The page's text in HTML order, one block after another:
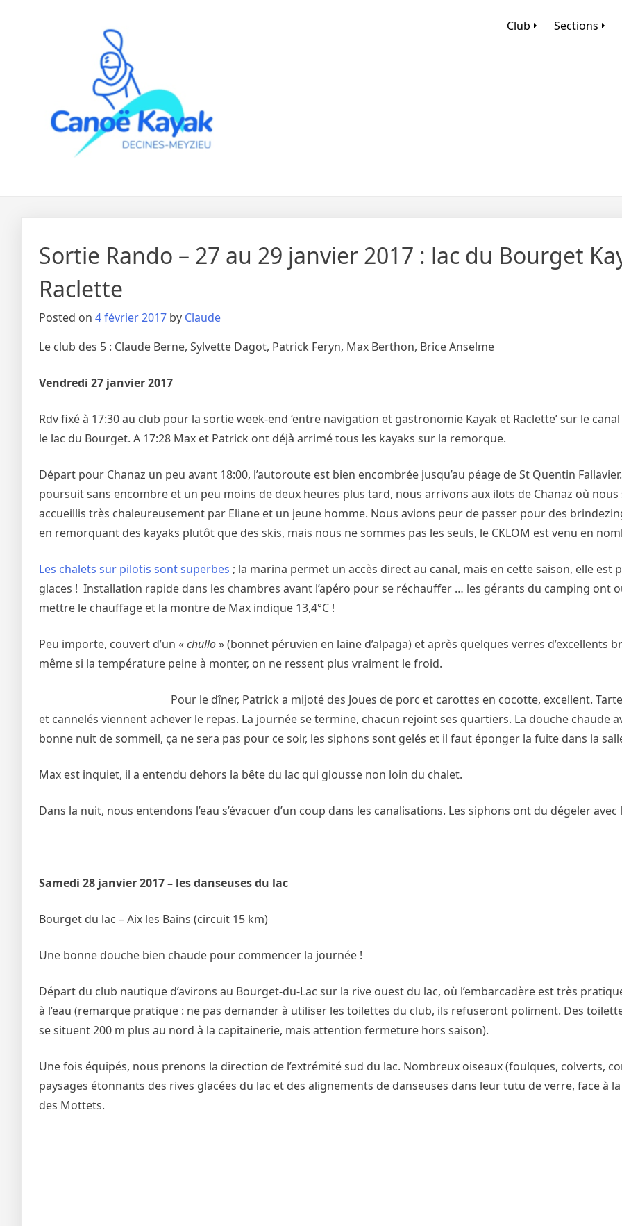
Club Sections
Sortie Rando – 27 au 29 janvier 2017 : lac du Bourget
Raclette
Posted on 4 février 2017 by Claude
Le club des 5 : Claude Berne, Sylvette Dagot, Patrick Feryn, Max Berthon, Brice Anselme
Vendredi 27 janvier 2017
Rdv fixé à 17:30 au club pour la sortie week-end ‘entre navigation et gastronomie Kayak et Raclette’ sur le
le lac du Bourget. A 17:28 Max et Patrick ont déjà arrimé tous les kayaks sur la remorque.
Départ pour Chanaz un peu avant 18:00, l’autoroute est bien encombrée jusqu’au péage de St Quentin
poursuit sans encombre et un peu moins de deux heures plus tard, nous arrivons aux ilots de Chanaz où nous
accueillis très chaleureusement par Eliane et un jeune homme. Nous avions peur de passer pour des
en remorquant des kayaks plutôt que des skis, mais nous ne sommes pas les seuls, le CKLOM est venu en
Les chalets sur pilotis sont superbes ; la marina permet un accès direct au canal, mais en cette saison, elle est
glaces ! Installation rapide dans les chambres avant l’apéro pour se réchauffer … les gérants du camping ont
mettre le chauffage et la montre de Max indique 13,4°C !
Peu importe, couvert d’un «chullo» (bonnet péruvien en laine d’alpaga) et après quelques verres d’excellents
même si la température peine à monter, on ne ressent plus vraiment le froid.
Pour le dîner, Patrick a mijoté des Joues de porc et carottes en cocotte, excellent.
et cannelés viennent achever le repas. La journée se termine, chacun rejoint ses quartiers. La douche chaude
bonne nuit de sommeil, ça ne sera pas pour ce soir, les siphons sont gelés et il faut éponger la fuite dans la
Max est inquiet, il a entendu dehors la bête du lac qui glousse non loin du chalet.
Dans la nuit, nous entendons l’eau s’évacuer d’un coup dans les canalisations. Les siphons ont du dégeler avec
Samedi 28 janvier 2017 – les danseuses du lac
Bourget du lac – Aix les Bains (circuit 15 km)
Une bonne douche bien chaude pour commencer la journée !
Départ du club nautique d’avirons au Bourget-du-Lac sur la rive ouest du lac, où l’embarcadère est très
à l’eau (remarque pratique : ne pas demander à utiliser les toilettes du club, ils refuseront poliment. Des
se situent 200 m plus au nord à la capitainerie, mais attention fermeture hors saison).
Une fois équipés, nous prenons la direction de l’extrémité sud du lac. Nombreux oiseaux (foulques, colverts,
paysages étonnants des rives glacées du lac et des alignements de danseuses dans leur tutu de verre, face à
des Mottets.